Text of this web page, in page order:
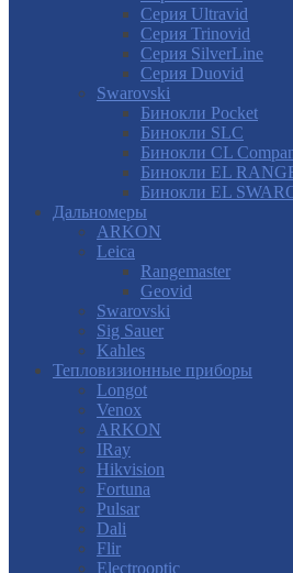
Серия Ultravid
Серия Trinovid
Серия SilverLine
Серия Duovid
Swarovski
Бинокли Pocket
Бинокли SLC
Бинокли CL
Бинокли EL
Бинокли EL
Дальномеры
ARKON
Leica
Rangemaster
Geovid
Swarovski
Sig Sauer
Kahles
Тепловизионные приборы
Longot
Venox
ARKON
IRay
Hikvision
Fortuna
Pulsar
Dali
Flir
Electrooptic